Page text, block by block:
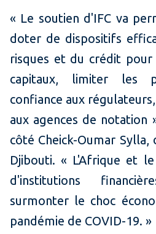
« Le soutien d'IFC va
doter de dispositifs
risques et du crédit
capitaux, limiter les
confiance aux
aux agences de notation
côté Cheick-Oumar
Djibouti. « L'Afrique et
d'institutions
surmonter le choc
pandémie de COVID-19. »